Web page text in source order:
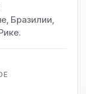
Бразилии,